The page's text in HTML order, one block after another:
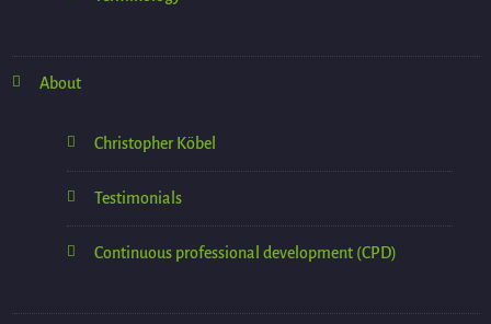
About
Christopher Köbel
Testimonials
Continuous professional development (CPD)